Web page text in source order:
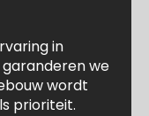
in
we
wordt
prioriteit.